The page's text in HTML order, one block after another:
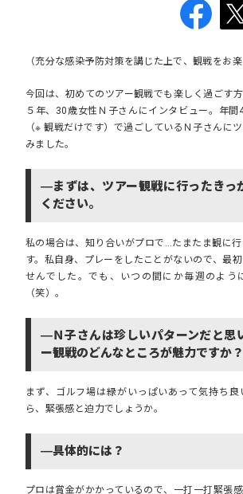
（充分な感染予防対策を講じた上で、観戦をお楽
今回は、初めてのツアー観戦でも楽しく過ごす
５年、30歳女性Ｎ子さんにインタビュー。年
（※ 観戦だけです）で過ごしているＮ子さんに
みました。
―まずは、ツアー観戦に行ったきっ
ください。
私の場合は、知り合いがプロで…たまたま観に
す。私自身、プレーをしたことがないので、最
せんでした。でも、いつの間にか毎週のよう
（笑）。
―Ｎ子さんは珍しいパターンだと思
ー観戦のどんなところが魅力ですか？
まず、ゴルフ場は緑がいっぱいあって気持ち
ら、緊張感と迫力でしょうか。
―具体的には？
プロは賞金がかかっているので、一打一打緊張